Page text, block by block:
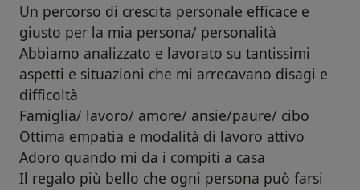
Un percorso di crescita personale efficace e
giusto per la mia persona/ personalità
Abbiamo analizzato e lavorato su tantissimi
aspetti e situazioni che mi arrecavano disagi e
difficoltà
Famiglia/ lavoro/ amore/ ansie/paure/ cibo
Ottima empatia e modalità di lavoro attivo
Adoro quando mi da i compiti a casa
Il regalo più bello che ogni persona può farsi